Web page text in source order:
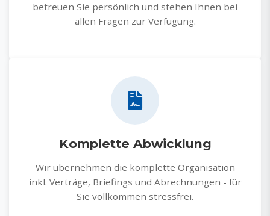
betreuen Sie persönlich und stehen Ihnen bei
allen Fragen zur Verfügung.
Komplette Abwicklung
Wir übernehmen die komplette Organisation
inkl. Verträge, Briefings und Abrechnungen - für
Sie vollkommen stressfrei.